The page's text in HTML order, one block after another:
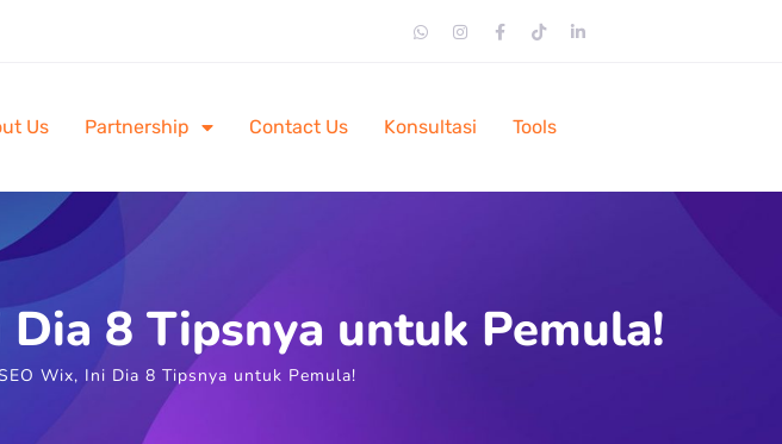
Us Partnership Contact Us Konsultasi Tools
8 Tipsnya untuk Pemula!
Wix, Ini Dia 8 Tipsnya untuk Pemula!